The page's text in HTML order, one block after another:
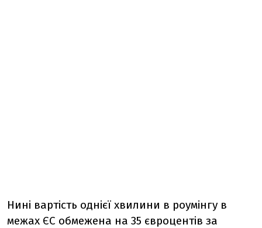
Нині вартість однієї хвилини в роумінгу в
межах ЄС обмежена на 35 євроцентів за